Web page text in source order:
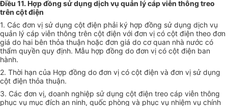
Điều 11. Hợp đồng sử dụng dịch vụ quản lý cáp viễn thông treo
trên cột điện
1. Các đơn vị sử dụng cột điện phải ký hợp đồng sử dụng dịch vụ
quản lý cáp viễn thông trên cột điện với đơn vị có cột điện theo đơn
giá do hai bên thỏa thuận hoặc đơn giá do cơ quan nhà nước có
thẩm quyền quy định. Mẫu hợp đồng do đơn vị có cột điện ban
hành.
2. Thời hạn của Hợp đồng do đơn vị có cột điện và đơn vị sử dụng
cột điện thỏa thuận.
3. Các đơn vị, doanh nghiệp sử dụng cột điện treo cáp viễn thông
phục vụ mục đích an ninh, quốc phòng và phục vụ nhiệm vụ chính